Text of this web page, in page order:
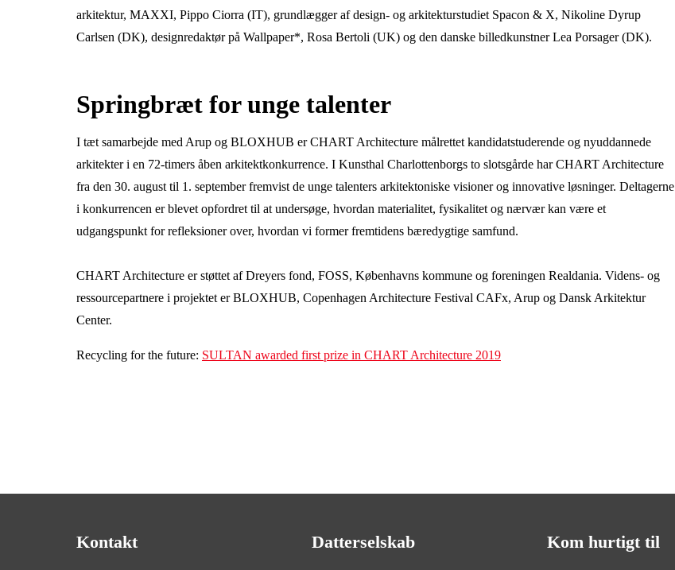
arkitektur, MAXXI, Pippo Ciorra (IT), grundlægger af design- og arkitekturstudiet Spacon & X, Nikoline Dyrup
Carlsen (DK), designredaktør på Wallpaper*, Rosa Bertoli (UK) og den danske billedkunstner Lea Porsager (DK).
Springbræt for unge talenter
I tæt samarbejde med Arup og BLOXHUB er CHART Architecture målrettet kandidatstuderende og nyuddannede
arkitekter i en 72-timers åben arkitektkonkurrence. I Kunsthal Charlottenborgs to slotsgårde har CHART Architecture
fra den 30. august til 1. september fremvist de unge talenters arkitektoniske visioner og innovative løsninger. Deltagerne
i konkurrencen er blevet opfordret til at undersøge, hvordan materialitet, fysikalitet og nærvær kan være et
udgangspunkt for refleksioner over, hvordan vi former fremtidens bæredygtige samfund.
CHART Architecture er støttet af Dreyers fond, FOSS, Københavns kommune og foreningen Realdania. Videns- og
ressourcepartnere i projektet er BLOXHUB, Copenhagen Architecture Festival CAFx, Arup og Dansk Arkitektur
Center.
Recycling for the future: SULTAN awarded first prize in CHART Architecture 2019
Kontakt Datterselskab
Kom hurtigt til